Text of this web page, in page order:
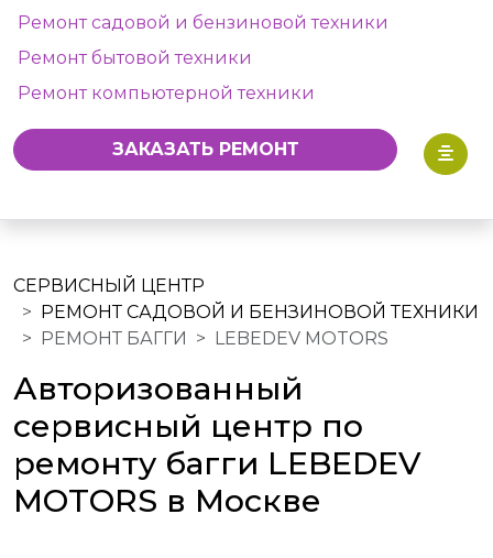
Ремонт садовой и бензиновой техники
Ремонт бытовой техники
Ремонт компьютерной техники
ЗАКАЗАТЬ РЕМОНТ
СЕРВИСНЫЙ ЦЕНТР
РЕМОНТ САДОВОЙ И БЕНЗИНОВОЙ ТЕХНИКИ
РЕМОНТ БАГГИ
LEBEDEV MOTORS
Авторизованный
сервисный центр по
ремонту багги LEBEDEV
MOTORS в Москве